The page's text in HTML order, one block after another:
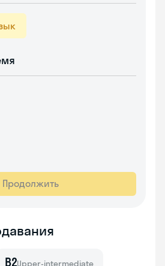
Продолжить
B2Upper-intermediate